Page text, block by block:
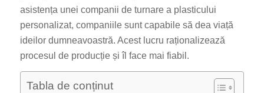
asistența unei companii de turnare a plasticului
personalizat, companiile sunt capabile să dea viață
ideilor dumneavoastră. Acest lucru raționalizează
procesul de producție și îl face mai fiabil.
Tabla de conținut